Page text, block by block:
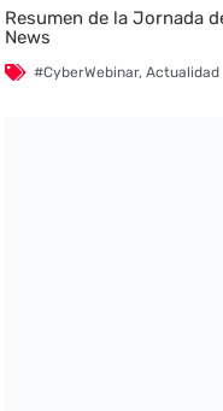
Resumen de la Jornada
News
#CyberWebinar,Actualidad